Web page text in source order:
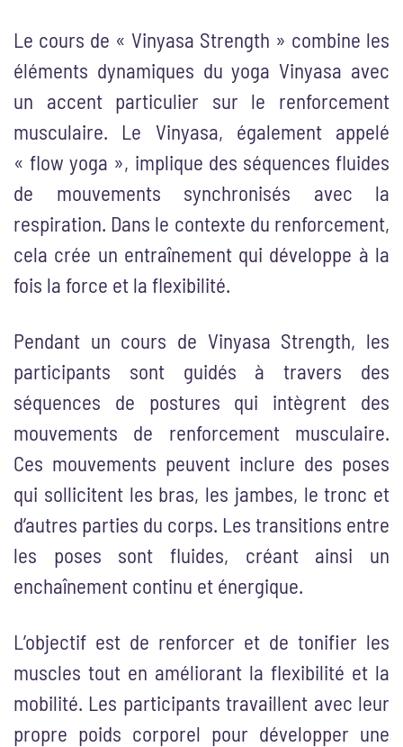
Le cours de « Vinyasa Strength » combine les
éléments dynamiques du yoga Vinyasa avec
un accent particulier sur le renforcement
musculaire. Le Vinyasa, également appelé
« flow yoga », implique des séquences fluides
de mouvements synchronisés avec la
respiration. Dans le contexte du renforcement,
cela crée un entraînement qui développe à la
fois la force et la flexibilité.
Pendant un cours de Vinyasa Strength, les
participants sont guidés à travers des
séquences de postures qui intègrent des
mouvements de renforcement musculaire.
Ces mouvements peuvent inclure des poses
qui sollicitent les bras, les jambes, le tronc et
d’autres parties du corps. Les transitions entre
les poses sont fluides, créant ainsi un
enchaînement continu et énergique.
L’objectif est de renforcer et de tonifier les
muscles tout en améliorant la flexibilité et la
mobilité. Les participants travaillent avec leur
propre poids corporel pour développer une